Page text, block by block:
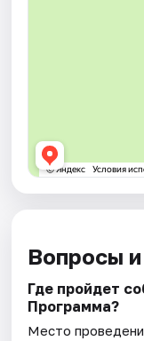
Вопросы
Где пройдет
Программа?
Место